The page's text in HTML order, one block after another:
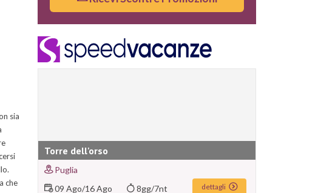
sia
che
Torre dell'orso
Puglia
09 Ago/16 Ago 8gg/7nt dettagli